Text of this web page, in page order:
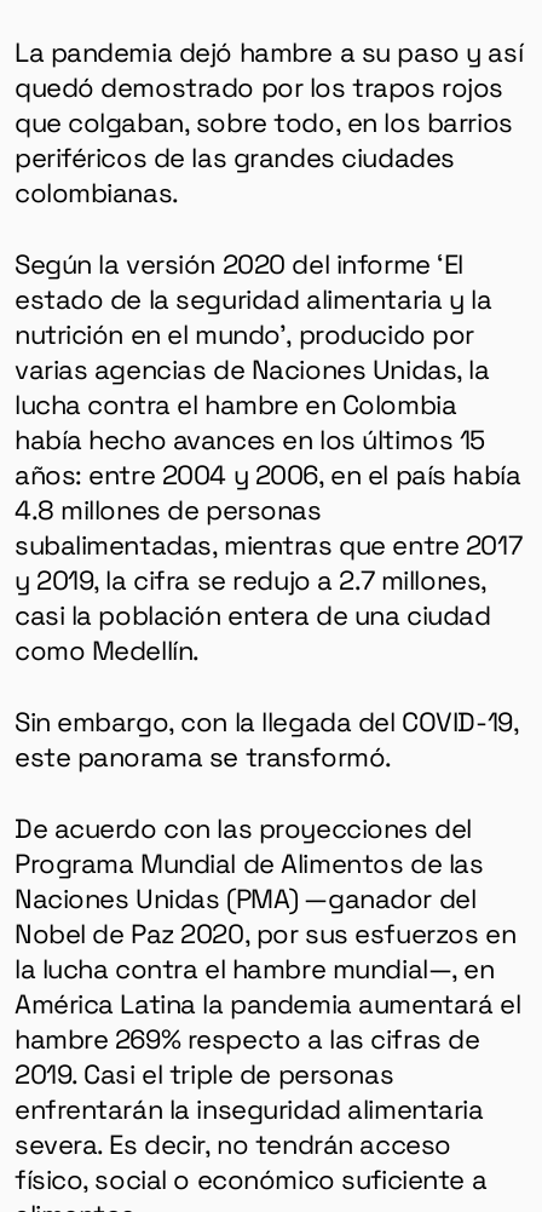
La pandemia dejó hambre a su paso y así
quedó demostrado por los trapos rojos
que colgaban, sobre todo, en los barrios
periféricos de las grandes ciudades
colombianas.
Según la versión 2020 del informe ‘El
estado de la seguridad alimentaria y la
nutrición en el mundo’, producido por
varias agencias de Naciones Unidas, la
lucha contra el hambre en Colombia
había hecho avances en los últimos 15
años: entre 2004 y 2006, en el país había
4.8 millones de personas
subalimentadas, mientras que entre 2017
y 2019, la cifra se redujo a 2.7 millones,
casi la población entera de una ciudad
como Medellín.
Sin embargo, con la llegada del COVID-19,
este panorama se transformó.
De acuerdo con las proyecciones del
Programa Mundial de Alimentos de las
Naciones Unidas (PMA) —ganador del
Nobel de Paz 2020, por sus esfuerzos en
la lucha contra el hambre mundial—, en
América Latina la pandemia aumentará el
hambre 269% respecto a las cifras de
2019. Casi el triple de personas
enfrentarán la inseguridad alimentaria
severa. Es decir, no tendrán acceso
físico, social o económico suficiente a